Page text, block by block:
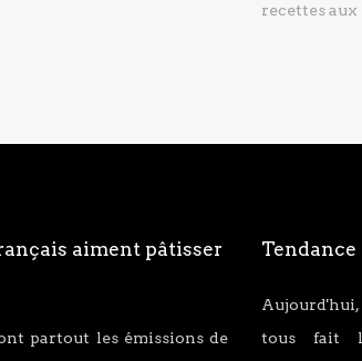
recettes aux
aiment pâtisser
partout les émissions de
tous fait